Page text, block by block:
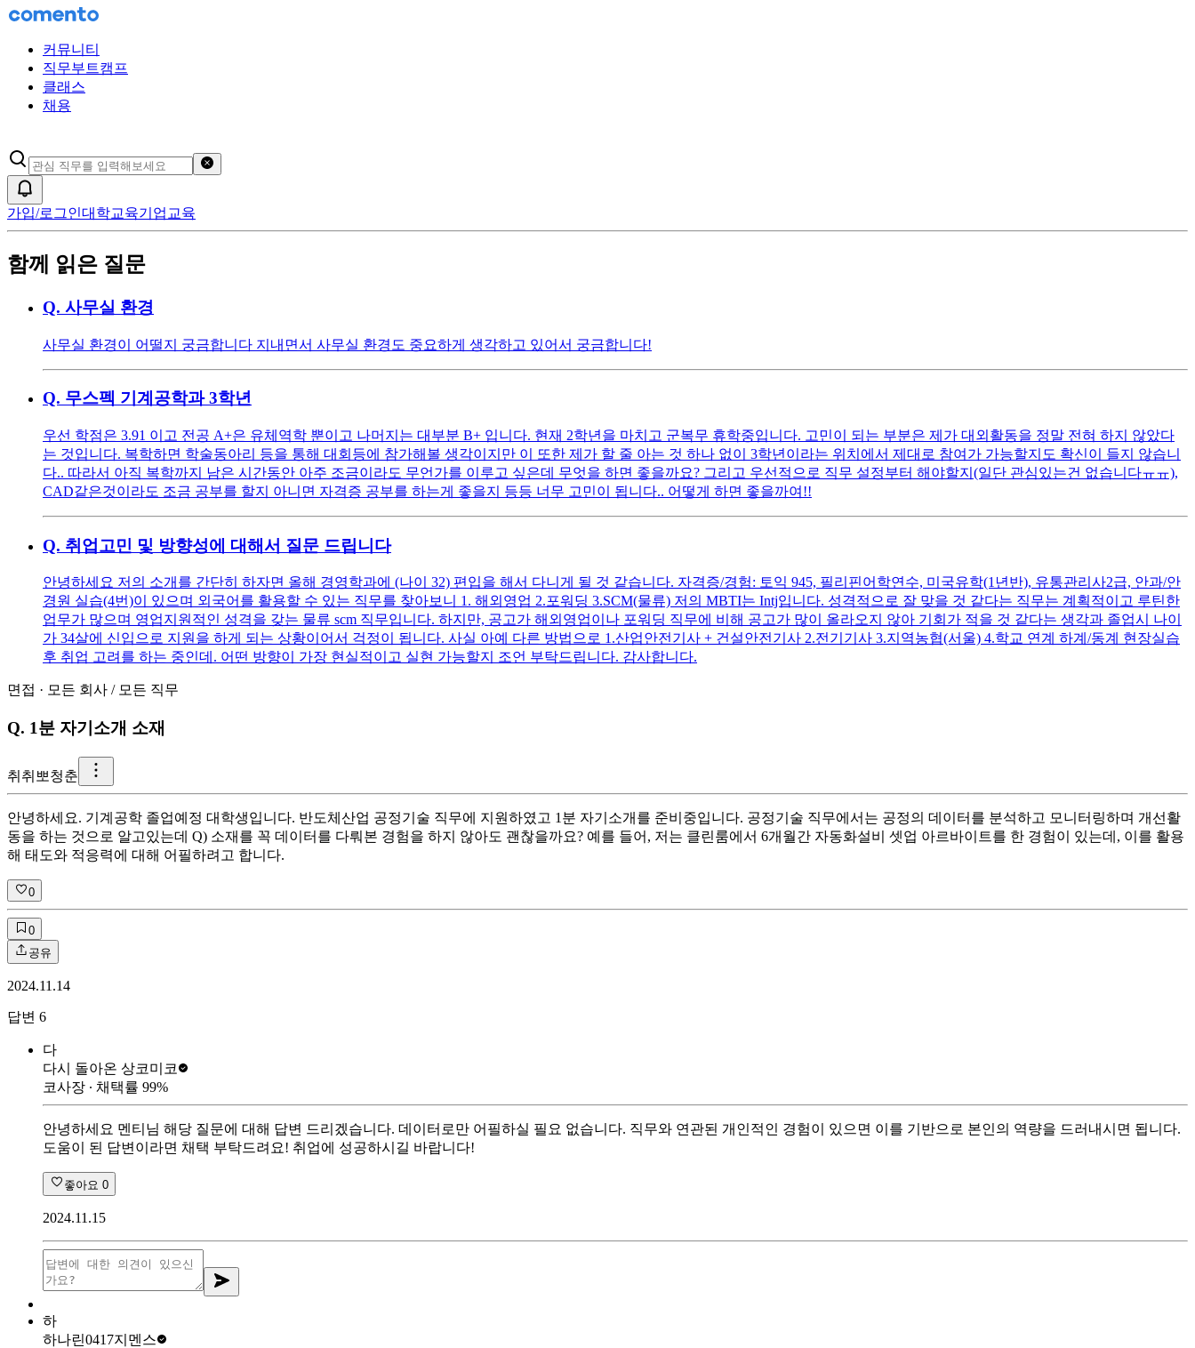
커뮤니티
직무부트캠프
클래스
채용
가입/로그인대학교육기업교육
함께 읽은 질문
Q. 사무실 환경
사무실 환경이 어떨지 궁금합니다 지내면서 사무실 환경도 중요하게 생각하고 있어서 궁금합니다!
Q. 무스펙 기계공학과 3학년
우선 학점은 3.91 이고 전공 A+은 유체역학 뿐이고 나머지는 대부분 B+ 입니다. 현재 2학년을 마치고 군복무 휴학중입니다. 고민이 되는 부분은 제가 대외활동을 정말 전혀 하지 않았다
는 것입니다. 복학하면 학술동아리 등을 통해 대회등에 참가해볼 생각이지만 이 또한 제가 할 줄 아는 것 하나 없이 3학년이라는 위치에서 제대로 참여가 가능할지도 확신이 들지 않습니
다.. 따라서 아직 복학까지 남은 시간동안 아주 조금이라도 무언가를 이루고 싶은데 무엇을 하면 좋을까요? 그리고 우선적으로 직무 설정부터 해야할지(일단 관심있는건 없습니다ㅠㅠ),
CAD같은것이라도 조금 공부를 할지 아니면 자격증 공부를 하는게 좋을지 등등 너무 고민이 됩니다.. 어떻게 하면 좋을까여!!
Q. 취업고민 및 방향성에 대해서 질문 드립니다
안녕하세요 저의 소개를 간단히 하자면 올해 경영학과에 (나이 32) 편입을 해서 다니게 될 것 같습니다. 자격증/경험: 토익 945, 필리핀어학연수, 미국유학(1년반), 유통관리사2급, 안과/안
경원 실습(4번)이 있으며 외국어를 활용할 수 있는 직무를 찾아보니 1. 해외영업 2.포워딩 3.SCM(물류) 저의 MBTI는 Intj입니다. 성격적으로 잘 맞을 것 같다는 직무는 계획적이고 루틴한
업무가 많으며 영업지원적인 성격을 갖는 물류 scm 직무입니다. 하지만, 공고가 해외영업이나 포워딩 직무에 비해 공고가 많이 올라오지 않아 기회가 적을 것 같다는 생각과 졸업시 나이
가 34살에 신입으로 지원을 하게 되는 상황이어서 걱정이 됩니다. 사실 아예 다른 방법으로 1.산업안전기사 + 건설안전기사 2.전기기사 3.지역농협(서울) 4.학교 연계 하계/동계 현장실습
후 취업 고려를 하는 중인데. 어떤 방향이 가장 현실적이고 실현 가능할지 조언 부탁드립니다. 감사합니다.
면접 · 모든 회사 / 모든 직무
Q. 1분 자기소개 소재
취 취뽀청춘
안녕하세요. 기계공학 졸업예정 대학생입니다. 반도체산업 공정기술 직무에 지원하였고 1분 자기소개를 준비중입니다. 공정기술 직무에서는 공정의 데이터를 분석하고 모니터링하며 개선활
동을 하는 것으로 알고있는데 Q) 소재를 꼭 데이터를 다뤄본 경험을 하지 않아도 괜찮을까요? 예를 들어, 저는 클린룸에서 6개월간 자동화설비 셋업 아르바이트를 한 경험이 있는데, 이를 활용
해 태도와 적응력에 대해 어필하려고 합니다.
0
0
공유
2024.11.14
답변 6
다
다시 돌아온 상코미코
코사장 ∙ 채택률 99%
안녕하세요 멘티님 해당 질문에 대해 답변 드리겠습니다. 데이터로만 어필하실 필요 없습니다. 직무와 연관된 개인적인 경험이 있으면 이를 기반으로 본인의 역량을 드러내시면 됩니다.
도움이 된 답변이라면 채택 부탁드려요! 취업에 성공하시길 바랍니다!
좋아요 0
2024.11.15
하
하나린0417지멘스